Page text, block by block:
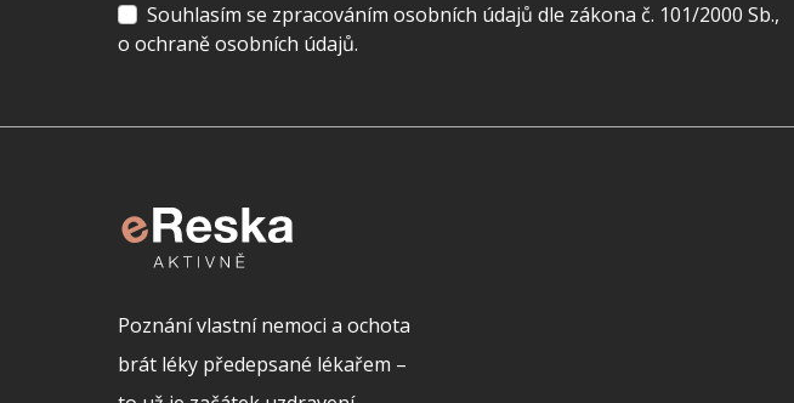
Souhlasím se zpracováním osobních údajů dle zákona č. 101/2000 Sb.,
o ochraně osobních údajů.
Poznání vlastní nemoci a ochota
brát léky předepsané lékařem –